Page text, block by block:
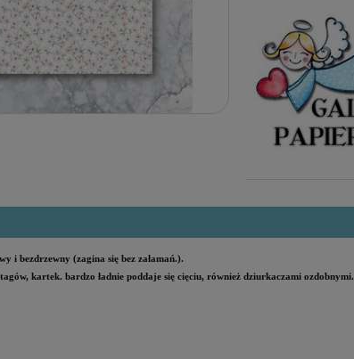
i bezdrzewny (zagina się bez załamań.).
kartek. bardzo ładnie poddaje się cięciu, również dziurkaczami ozdobnymi.